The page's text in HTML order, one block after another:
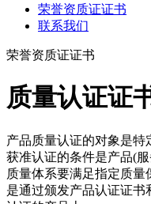
荣誉资质证证书
联系我们
荣誉资质证证书
质量认证证
产品质量认证的对象是
获准认证的条件是产品(
质量体系要满足指定质
是通过颁发产品认证证